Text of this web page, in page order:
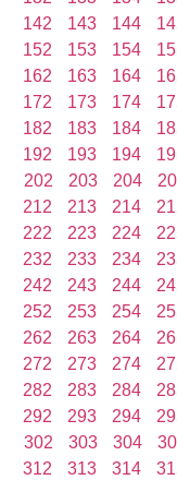
142
143 144
152
153 154
162
163 164
172
173 174
182
183 184
192
193 194
202
203 204
212
213 214
222
223 224
232
233 234
242
243 244
252
253 254
262
263 264
272
273 274
282
283 284
292
293 294
302
303 304
312
313 314